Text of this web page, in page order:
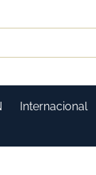
Internacional